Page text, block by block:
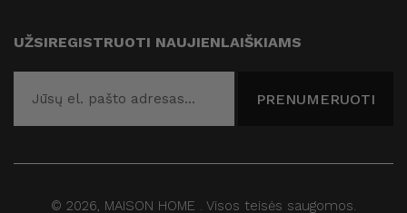
Blogas
UŽSIREGISTRUOTI NAUJIENLAIŠKIAMS
PRENUMERUOTI
© 2026, MAISON HOME . Visos teisės saugomos.